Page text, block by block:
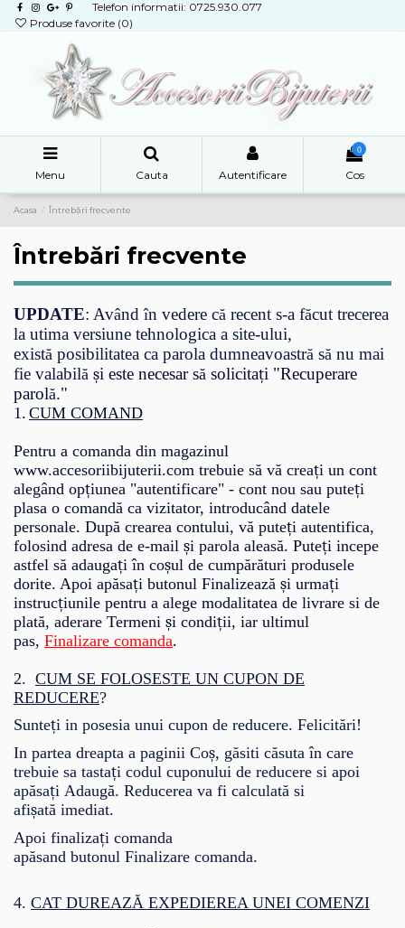
Telefon informatii: 0725.930.077
Produse favorite (0)
Menu Cauta Autentificare
0
Cos
Acasa Întrebări frecvente
Întrebări frecvente
UPDATE: Avândîn vedere că recent s-a făcut trecerea
la utima versiune tehnologica a site-ului,
există posibilitatea ca parola dumneavoastră să nu mai
fie valabilă și este necesar să solicitați "Recuperare
parolă."
1. CUM COMAND
Pentru a comanda din magazinul
www.accesoriibijuterii.com trebuie să vă creați un cont
alegând opțiunea "autentificare" - cont nou sau puteți
plasa o comandă ca vizitator, introducând datele
personale. După crearea contului, vă puteți autentifica,
folosind adresa de e-mail și parola aleasă. Puteți incepe
astfel să adaugațiîn coșul de cumpărături produsele
dorite. Apoi apăsați butonul Finalizează și urmați
instrucțiunile pentru a alege modalitatea de livrare si de
plată, aderare Termeni și condiții, iar ultimul
pas, Finalizare comanda.
2. CUM SE FOLOSESTE UN CUPON DE
REDUCERE?
Sunteți in posesia unui cupon de reducere. Felicitări!
In partea dreapta a paginii Coș, găsiti căsuta în care
trebuie sa tastați codul cuponului de reducere si apoi
apăsați Adaugă. Reducerea va fi calculată si
afișată imediat.
Apoi finalizați comanda
apăsand butonul Finalizare comanda.
4. CAT DUREAZĂ EXPEDIEREA UNEI COMENZI